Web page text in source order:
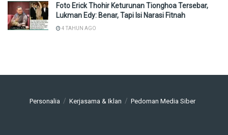
Foto Erick Thohir Keturunan Tionghoa Tersebar,
Lukman Edy: Benar, Tapi Isi Narasi Fitnah
4 TAHUN AGO
Personalia Kerjasama & Iklan Pedoman Media Siber